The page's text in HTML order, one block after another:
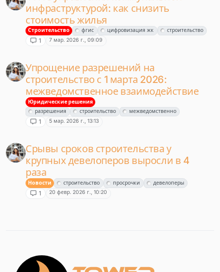
инфраструктурой: как снизить
стоимость жилья
Строительство фгис цифровизация жк строительство
1 7 мар. 2026 г., 09:09
Упрощение разрешений на
строительство с 1 марта 2026:
межведомственное взаимодействие
Юридические решения
разрешения
строительство межведомственно
1 5 мар. 2026 г., 13:13
Срывы сроков строительства у
крупных девелоперов выросли в 4
раза
Новости строительство просрочки девелоперы
1 20 февр. 2026 г., 10:20